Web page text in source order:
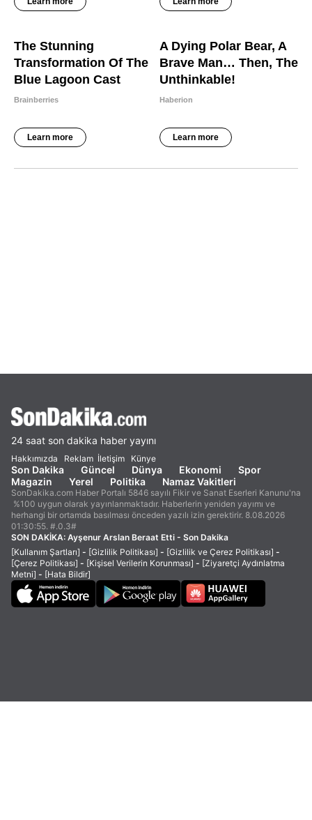
24 saat son dakika haber yayını
Hakkımızda Reklam İletişim Künye
Son Dakika Güncel Dünya Ekonomi
Spor
Magazin
Yerel Politika Namaz Vakitleri
SonDakika.com Haber Portalı 5846 sayılı Fikir ve Sanat Eserleri Kanunu'na
%100 uygun olarak yayınlanmaktadır. Haberlerin yeniden yayımı ve
herhangi bir ortamda basılması önceden yazılı izin gerektirir. 8.08.2026
01:30:55. #.0.3#
SON DAKİKA: Ayşenur Arslan Beraat Etti - Son Dakika
[Kullanım Şartları] - [Gizlilik Politikası] - [Gizlilik ve Çerez Politikası] -
[Çerez Politikası] - [Kişisel Verilerin Korunması] - [Ziyaretçi Aydınlatma
Metni] - [Hata Bildir]